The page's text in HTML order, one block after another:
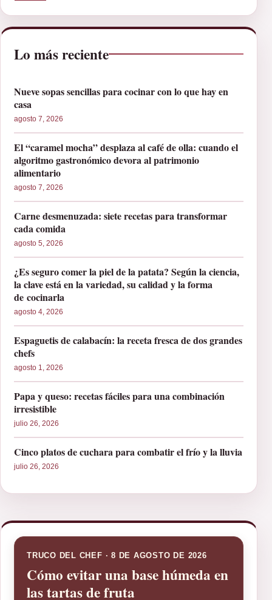
Lo más reciente
Nueve sopas sencillas para cocinar con lo que hay en
casa
agosto 7, 2026
El “caramel mocha” desplaza al café de olla: cuando el
algoritmo gastronómico devora al patrimonio
alimentario
agosto 7, 2026
Carne desmenuzada: siete recetas para transformar
cada comida
agosto 5, 2026
¿Es seguro comer la piel de la patata? Según la ciencia,
la clave está en la variedad, su calidad y la forma
de cocinarla
agosto 4, 2026
Espaguetis de calabacín: la receta fresca de dos grandes
chefs
agosto 1, 2026
Papa y queso: recetas fáciles para una combinación
irresistible
julio 26, 2026
Cinco platos de cuchara para combatir el frío y la lluvia
julio 26, 2026
TRUCO DEL CHEF · 8 DE AGOSTO DE 2026
Cómo evitar una base húmeda en
las tartas de fruta